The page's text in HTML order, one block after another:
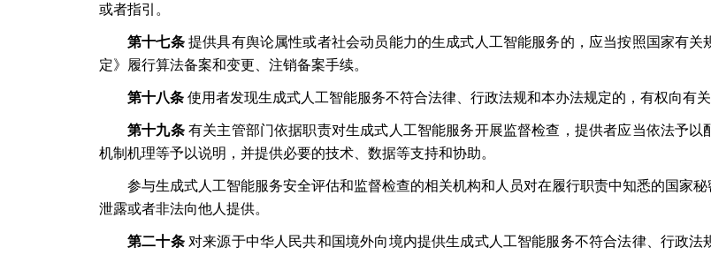
或者指引。
第十七条 提供具有舆论属性或者社会动员能力的生成式人工智能服务的，应当按照国家有
定》履行算法备案和变更、注销备案手续。
第十八条 使用者发现生成式人工智能服务不符合法律、行政法规和本办法规定的，有权向有关
第十九条 有关主管部门依据职责对生成式人工智能服务开展监督检查，提供者应当依法予
机制机理等予以说明，并提供必要的技术、数据等支持和协助。
参与生成式人工智能服务安全评估和监督检查的相关机构和人员对在履行职责中知悉的国家
泄露或者非法向他人提供。
第二十条 对来源于中华人民共和国境外向境内提供生成式人工智能服务不符合法律、行政